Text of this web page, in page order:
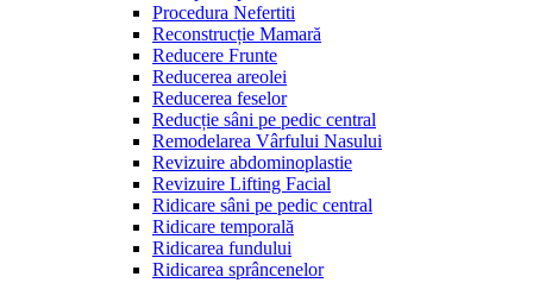
Procedura Nefertiti
Reconstrucție Mamară
Reducere Frunte
Reducerea areolei
Reducerea feselor
Reducție sâni pe pedic central
Remodelarea Vârfului Nasului
Revizuire abdominoplastie
Revizuire Lifting Facial
Ridicare sâni pe pedic central
Ridicare temporală
Ridicarea fundului
Ridicarea sprâncenelor